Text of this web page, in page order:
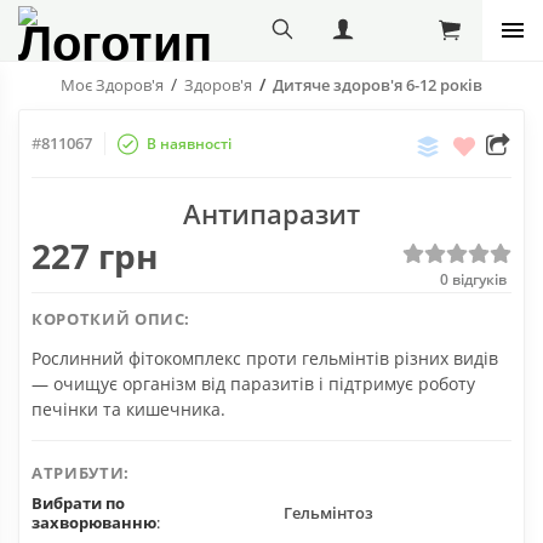
Моє Здоров'я Здоров'я Дитяче здоров'я 6-12 років
#811067 В наявності Порівняти
Бажані
Антипаразит
0 відгуків
227 грн
КОРОТКИЙ ОПИС:
Рослинний фітокомплекс проти гельмінтів різних видів
— очищує організм від паразитів і підтримує роботу
печінки та кишечника.
АТРИБУТИ:
Вибрати по
захворюванню: Гельмінтоз